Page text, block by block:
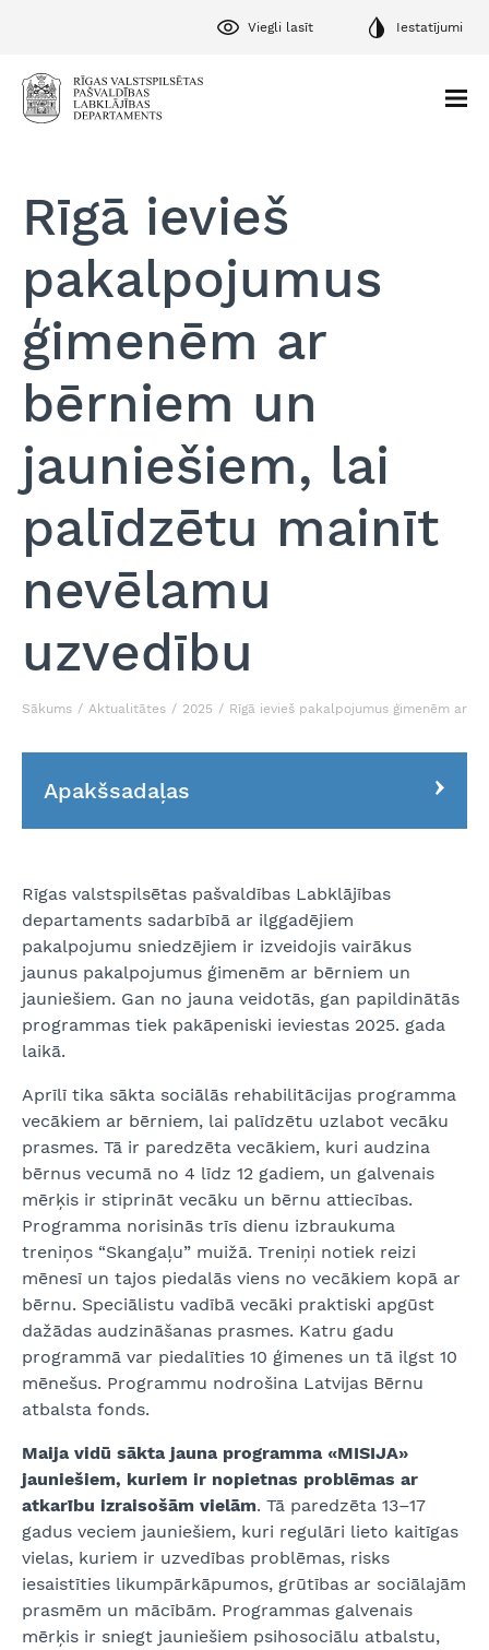
Viegli lasīt Iestatījumi
Rīgā ievieš
pakalpojumus
ģimenēm ar
bērniem un
jauniešiem, lai
palīdzētu mainīt
nevēlamu
uzvedību
Sākums Aktualitātes 2025 Rīgā ievieš pakalpojumus ģimenēm ar
Apakšsadaļas
Rīgas valstspilsētas pašvaldības Labklājības
departaments sadarbībā ar ilggadējiem
pakalpojumu sniedzējiem ir izveidojis vairākus
jaunus pakalpojumus ģimenēm ar bērniem un
jauniešiem. Gan no jauna veidotās, gan papildinātās
programmas tiek pakāpeniski ieviestas 2025. gada
laikā.
Aprīlī tika sākta sociālās rehabilitācijas programma
vecākiem ar bērniem, lai palīdzētu uzlabot vecāku
prasmes. Tā ir paredzēta vecākiem, kuri audzina
bērnus vecumā no 4 līdz 12 gadiem, un galvenais
mērķis ir stiprināt vecāku un bērnu attiecības.
Programma norisinās trīs dienu izbraukuma
treniņos “Skangaļu” muižā. Treniņi notiek reizi
mēnesī un tajos piedalās viens no vecākiem kopā ar
bērnu. Speciālistu vadībā vecāki praktiski apgūst
dažādas audzināšanas prasmes. Katru gadu
programmā var piedalīties 10 ģimenes un tā ilgst 10
mēnešus. Programmu nodrošina Latvijas Bērnu
atbalsta fonds.
Maija vidū sākta jauna programma «MISIJA»
jauniešiem, kuriem ir nopietnas problēmas ar
atkarību izraisošām vielām. Tā paredzēta 13–17
gadus veciem jauniešiem, kuri regulāri lieto kaitīgas
vielas, kuriem ir uzvedības problēmas, risks
iesaistīties likumpārkāpumos, grūtības ar sociālajām
prasmēm un mācībām. Programmas galvenais
mērķis ir sniegt jauniešiem psihosociālu atbalstu,